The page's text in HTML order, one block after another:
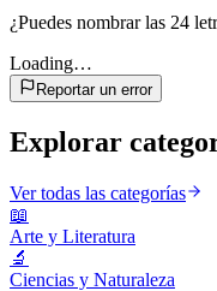
¿Puedes nombrar las 24
Loading…
Reportar un error
Explorar
Ver todas las categorías
📖
Arte y Literatura
🔬
Ciencias y Naturaleza